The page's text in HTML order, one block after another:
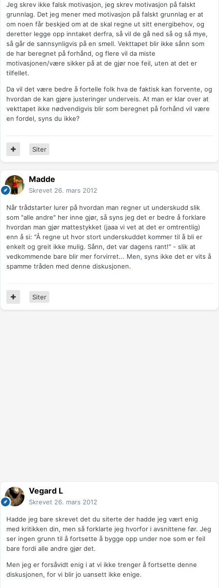
Jeg skrev ikke falsk motivasjon, jeg skrev motivasjon på falskt
grunnlag. Det jeg mener med motivasjon på falskt grunnlag er at
om noen får beskjed om at de skal regne ut sitt energibehov, og
deretter legge opp inntaket derfra, så vil de gå ned så og så mye,
så går de sannsynligvis på en smell. Vekttapet blir ikke sånn som
de har beregnet på forhånd, og flere vil da miste
motivasjonen/være sikker på at de gjør noe feil, uten at det er
tilfellet.
Da vil det være bedre å fortelle folk hva de faktisk kan forvente, og
hvordan de kan gjøre justeringer underveis. At man er klar over at
vekttapet ikke nødvendigvis blir som beregnet på forhånd vil være
en fordel, syns du ikke?
Siter
Madde
Skrevet 26. mars 2012
Når trådstarter lurer på hvordan man regner ut underskudd slik
som "alle andre" her inne gjør, så syns jeg det er bedre å forklare
hvordan man gjør mattestykket (jaaa vi vet at det er omtrentlig)
enn å si: "Å regne ut hvor stort underskuddet kommer til å bli er
enkelt og greit ikke mulig. Sånn, det var dagens rant!" - slik at
vedkommende bare blir mer forvirret... Men, syns ikke det er vits å
spamme tråden med denne diskusjonen.
Siter
Vegard L
Skrevet 26. mars 2012
Hadde jeg bare skrevet det du siterte der hadde jeg vært enig
med kritikken din, men så forklarte jeg hvorfor i avsnittene før. Jeg
ser ingen grunn til å fortsette å bygge opp under noe som er feil
bare fordi alle andre gjør det.
Men jeg er forsåvidt enig i at vi ikke trenger å fortsette denne
diskusjonen, for vi blir jo uansett ikke enige.